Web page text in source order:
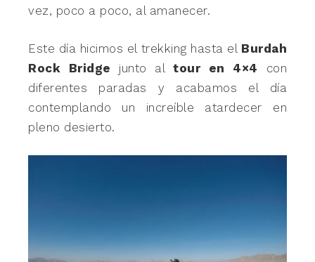
vez, poco a poco, al amanecer.
Este día hicimos el trekking hasta el Burdah
Rock Bridge junto altour en 4×4 con
diferentes paradas y acabamos el día
contemplando un increíble atardecer en
pleno desierto.